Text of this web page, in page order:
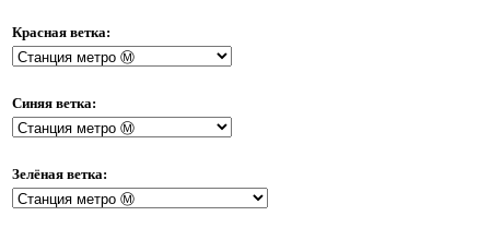
Красная ветка:
Синяя ветка:
Зелёная ветка: